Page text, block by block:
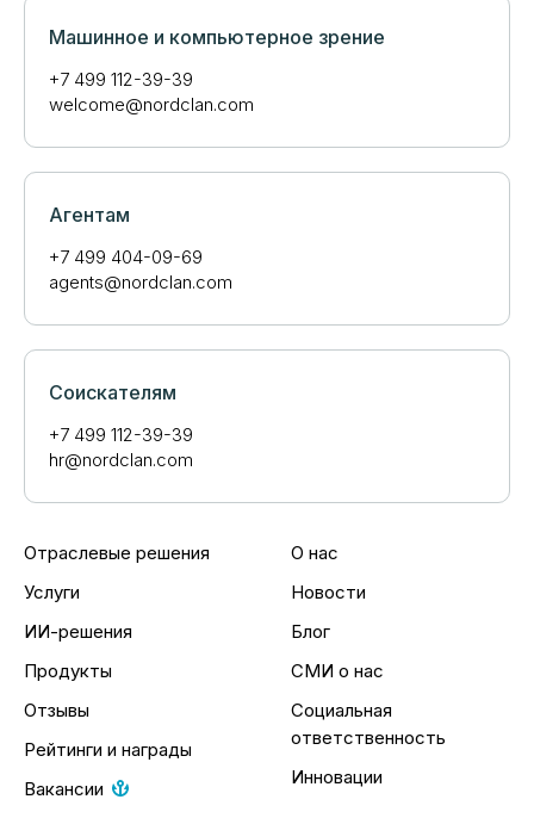
Машинное и компьютерное зрение
+7 499 112-39-39
welcome@nordclan.com
Агентам
+7 499 404-09-69
agents@nordclan.com
Соискателям
+7 499 112-39-39
hr@nordclan.com
Отраслевые решения
Услуги
ИИ-решения
Продукты
Отзывы
Рейтинги и награды
Вакансии
О нас
Новости
Блог
СМИ о нас
Социальная
ответственность
Инновации